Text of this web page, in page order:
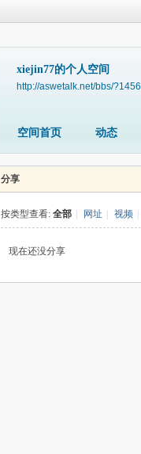
xiejin77的个人空间
http://aswetalk.net/bbs/?1456
空间首页 动态
分享
按类型查看: 全部 网址 视频
现在还没分享